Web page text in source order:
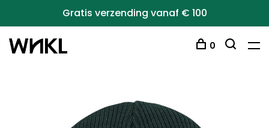
Gratis verzending vanaf € 100
0